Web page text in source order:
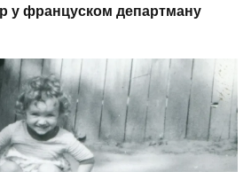
у француском департману